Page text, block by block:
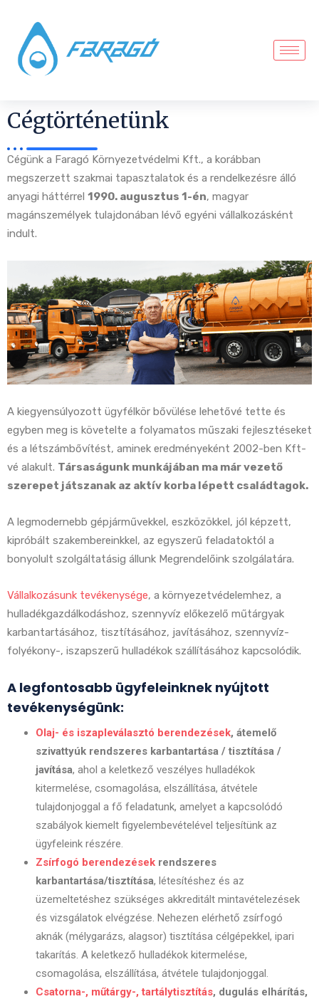
Cégtörténetünk
Cégünk a Faragó Környezetvédelmi Kft., a korábban
megszerzett szakmai tapasztalatok és a rendelkezésre álló
anyagi háttérrel 1990. augusztus 1-én, magyar
magánszemélyek tulajdonában lévő egyéni vállalkozásként
indult.
A kiegyensúlyozott ügyfélkör bővülése lehetővé tette és
egyben meg is követelte a folyamatos műszaki fejlesztéseket
és a létszámbővítést, aminek eredményeként 2002-ben Kft-
vé alakult. Társaságunk munkájában ma már vezető
szerepet játszanak az aktív korba lépett családtagok.
A legmodernebb gépjárművekkel, eszközökkel, jól képzett,
kipróbált szakembereinkkel, az egyszerű feladatoktól a
bonyolult szolgáltatásig állunk Megrendelőink szolgálatára.
Vállalkozásunk tevékenysége, a környezetvédelemhez, a
hulladékgazdálkodáshoz, szennyvíz előkezelő műtárgyak
karbantartásához, tisztításához, javításához, szennyvíz-
folyékony-, iszapszerű hulladékok szállításához kapcsolódik.
A legfontosabb ügyfeleinknek nyújtott
tevékenységünk:
Olaj- és iszapleválasztó berendezések, átemelő
szivattyúk rendszeres karbantartása / tisztítása /
javítása, ahol a keletkező veszélyes hulladékok
kitermelése, csomagolása, elszállítása, átvétele
tulajdonjoggal a fő feladatunk, amelyet a kapcsolódó
szabályok kiemelt figyelembevételével teljesítünk az
ügyfeleink részére.
Zsírfogó berendezések rendszeres
karbantartása/tisztítása, létesítéshez és az
üzemeltetéshez szükséges akkreditált mintavételezések
és vizsgálatok elvégzése. Nehezen elérhető zsírfogó
aknák (mélygarázs, alagsor) tisztítása célgépekkel, ipari
takarítás. A keletkező hulladékok kitermelése,
csomagolása, elszállítása, átvétele tulajdonjoggal.
Csatorna-, műtárgy-, tartálytisztítás, dugulás elhárítás,